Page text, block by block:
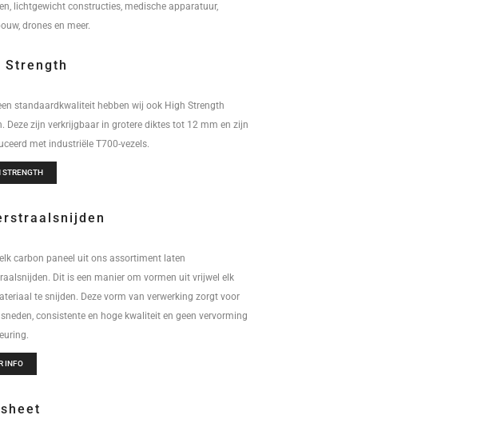
lichtgewicht constructies, medische apparatuur,
drones en meer.
Strength
standaardkwaliteit hebben wij ook High Strength
Deze zijn verkrijgbaar in grotere diktes tot 12 mm en zijn
met industriële T700-vezels.
STRENGTH
carbon paneel uit ons assortiment laten
Dit is een manier om vormen uit vrijwel elk
te snijden. Deze vorm van verwerking zorgt voor
consistente en hoge kwaliteit en geen vervorming
INFO